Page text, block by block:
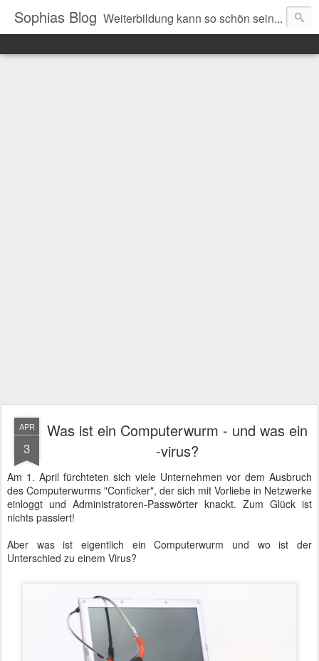
Sophias Blog Weiterbildung kann so schön sein...
APR
3
Was ist ein Computerwurm - und was ein
-virus?
Am 1. April fürchteten sich viele Unternehmen vor dem Ausbruch
des Computerwurms "Conficker", der sich mit Vorliebe in Netzwerke
einloggt und Administratoren-Passwörter knackt. Zum Glück ist
nichts passiert!
Aber was ist eigentlich ein Computerwurm und wo ist der
Unterschied zu einem Virus?